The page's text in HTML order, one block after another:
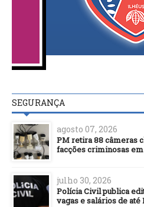
SEGURANÇA
agosto 07, 2026
PM retira 88 câmeras
facções criminosas
julho 30, 2026
Polícia Civil publica
vagas e salários de até